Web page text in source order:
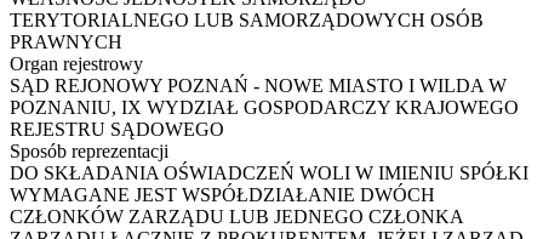
TERYTORIALNEGO LUB SAMORZĄDOWYCH OSÓB
PRAWNYCH
Organ rejestrowy
SĄD REJONOWY POZNAŃ - NOWE MIASTO I WILDA W
POZNANIU, IX WYDZIAŁ GOSPODARCZY KRAJOWEGO
REJESTRU SĄDOWEGO
Sposób reprezentacji
DO SKŁADANIA OŚWIADCZEŃ WOLI W IMIENIU SPÓŁKI
WYMAGANE JEST WSPÓŁDZIAŁANIE DWÓCH
CZŁONKÓW ZARZĄDU LUB JEDNEGO CZŁONKA